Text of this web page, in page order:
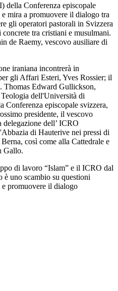
Conferenza episcopale
mira a promuovere il dialogo tra
gli operatori pastorali in Svizzera
tra cristiani e musulmani.
de Raemy, vescovo ausiliare di
iraniana incontrerà in
gli Affari Esteri, Yves Rossier; il
Thomas Edward Gullickson,
dell'Università di
Conferenza episcopale svizzera,
presidente, il vescovo
dell’ ICRO
di Hauterive nei pressi di
così come alla Cattedrale e
Gallo.
di lavoro “Islam” e il ICRO dal
uno scambio su questioni
promuovere il dialogo